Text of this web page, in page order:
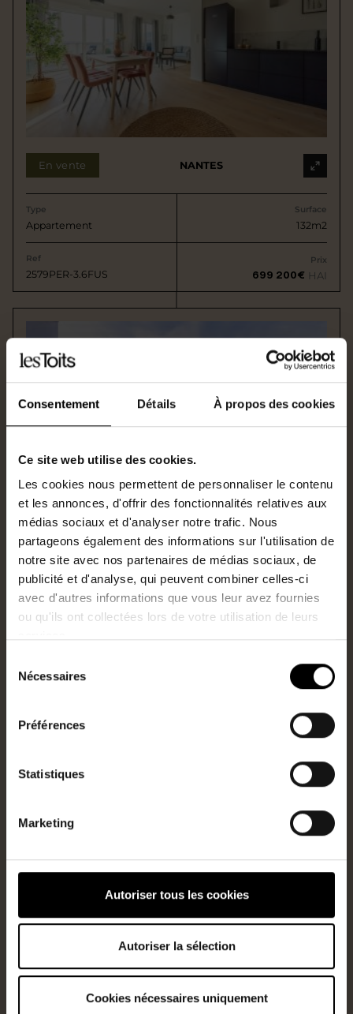
Consentement Détails À propos des cookies
Ce site web utilise des cookies.
Les cookies nous permettent de personnaliser le contenu
et les annonces, d'offrir des fonctionnalités relatives aux
médias sociaux et d'analyser notre trafic. Nous
partageons également des informations sur l'utilisation de
notre site avec nos partenaires de médias sociaux, de
publicité et d'analyse, qui peuvent combiner celles-ci
avec d'autres informations que vous leur avez fournies
ou qu'ils ont collectées lors de votre utilisation de leurs
Nécessaires
Préférences
Statistiques
Marketing
Autoriser tous les cookies
Autoriser la sélection
Cookies nécessaires uniquement
En vente NANTES
Type
Appartement
Surface
132m2
Ref
2579PER-3.6FUS
Prix
699 200€ HAI
En vente NANTES
Appartement 95m2
Ref Prix
Nos projetsd’achat
Voir tous les projets